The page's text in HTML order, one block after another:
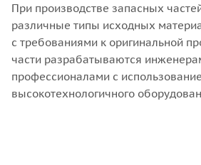
При производстве запасных
различные типы исходных
с требованиями к оригинальной
части разрабатываются
профессионалами с
высокотехнологичного